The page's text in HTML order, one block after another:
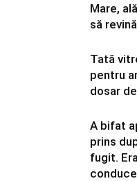
Mare,
să
Tată
pentru
dosar
A bifat
prins
fugit.